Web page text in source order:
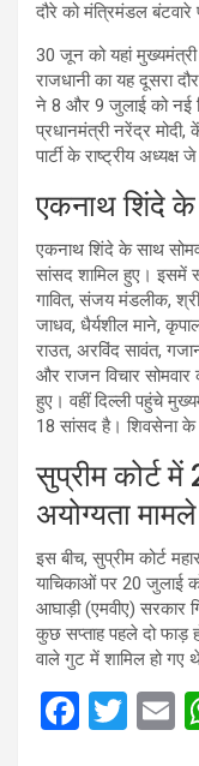
दौरे को मंत्रिमंडल बंटवारे
30 जून को यहां
राजधानी का यह दूसरा
ने 8 और 9 जुलाई को नई
प्रधानमंत्री नरेंद्र
पार्टी के राष्ट्रीय
एकनाथ शिंदे
एकनाथ शिंदे के साथ
सांसद शाम‍िल हुए। इसमें
गावित, संजय मंडलीक,
जाधव, धैर्यशील माने,
राउत, अरविंद सावंत,
और राजन विचार
हुए। वहीं दिल्ली पहुंचे
18 सांसद है। शिवसेना
सुप्रीम कोर्ट
अयोग्यता
इस बीच, सुप्रीम कोर्ट
याचिकाओं पर 20 जुलाई
आघाड़ी (एमवीए) सरकार
कुछ सप्ताह पहले दो फाड़
वाले गुट में शामिल हो गए
F
T
E